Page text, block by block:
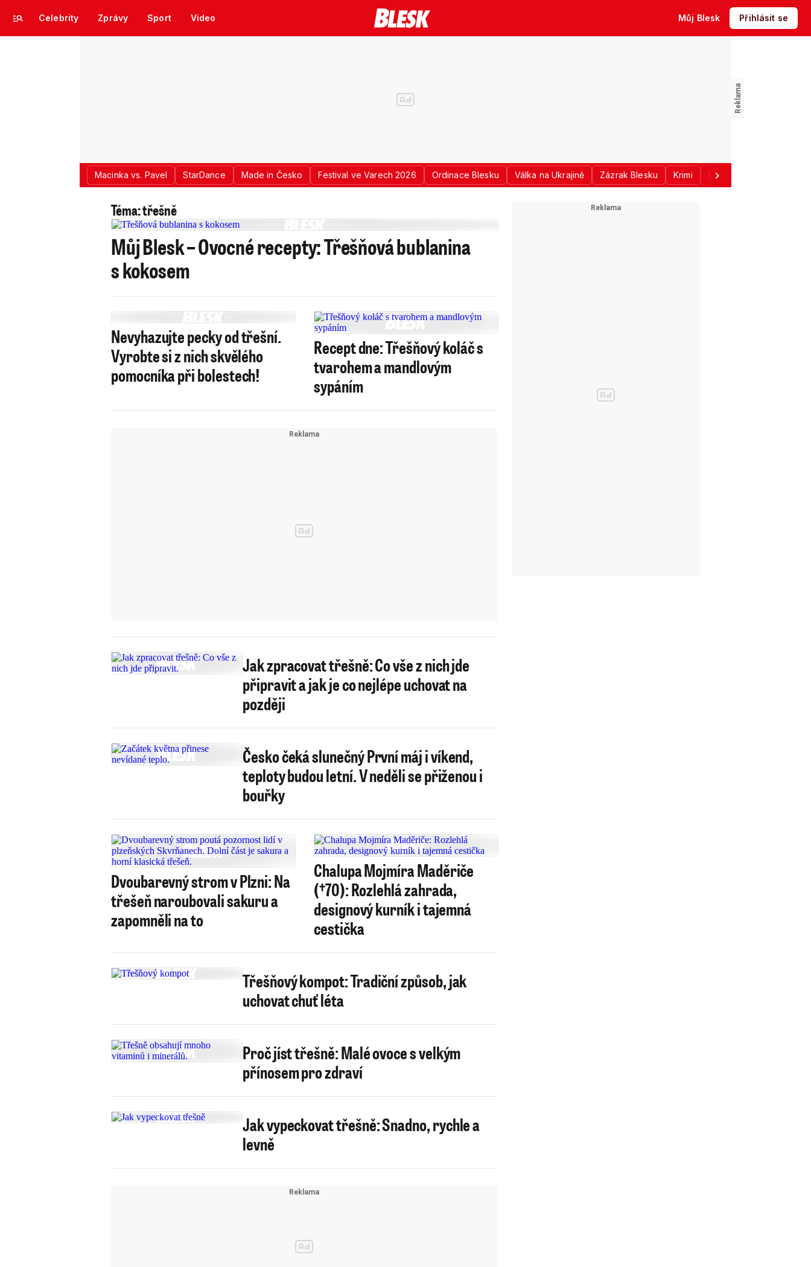
Celebrity Zprávy Sport Video Můj Blesk Přihlásit se
Macinka vs. Pavel StarDance Made in Česko Festival ve Varech 2026 Ordinace Blesku Válka na Ukrajině Zázrak Blesku Krimi Donald Trump
Téma: třešně
Můj Blesk – Ovocné recepty: Třešňová bublanina
s kokosem
Nevyhazujte pecky od třešní.
Vyrobte si z nich skvělého
pomocníka při bolestech!
Recept dne: Třešňový koláč s
tvarohem a mandlovým
sypáním
Jak zpracovat třešně: Co vše z nich jde
připravit a jak je co nejlépe uchovat na
později
Česko čeká slunečný První máj i víkend,
teploty budou letní. V neděli se přiženou i
bouřky
Dvoubarevný strom v Plzni: Na
třešeň naroubovali sakuru a
zapomněli na to
Chalupa Mojmíra Maděriče
(†70): Rozlehlá zahrada,
designový kurník i tajemná
cestička
Třešňový kompot: Tradiční způsob, jak
uchovat chuť léta
Proč jíst třešně: Malé ovoce s velkým
přínosem pro zdraví
Jak vypeckovat třešně: Snadno, rychle a
levně